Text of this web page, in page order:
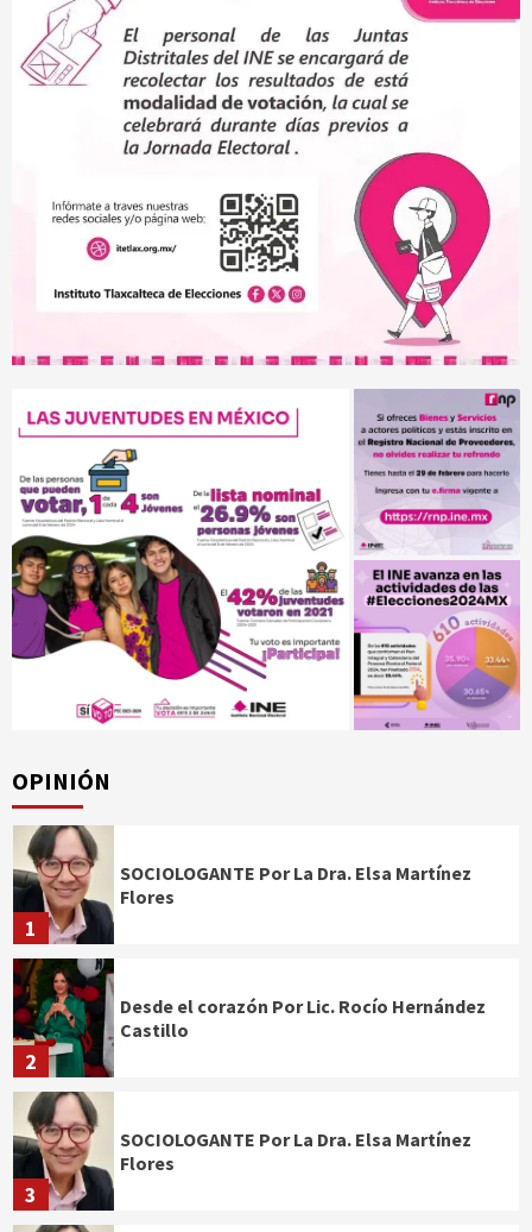
OPINIÓN
1
SOCIOLOGANTE Por La Dra. Elsa Martínez
Flores
2
Desde el corazón Por Lic. Rocío Hernández
Castillo
3
SOCIOLOGANTE Por La Dra. Elsa Martínez
Flores